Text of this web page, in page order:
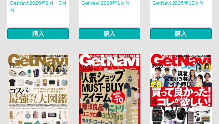
GetNavi 2026年2月・3月
号
購入
GetNavi 2026年1月号
購入
GetNavi 2025年12月号
購入